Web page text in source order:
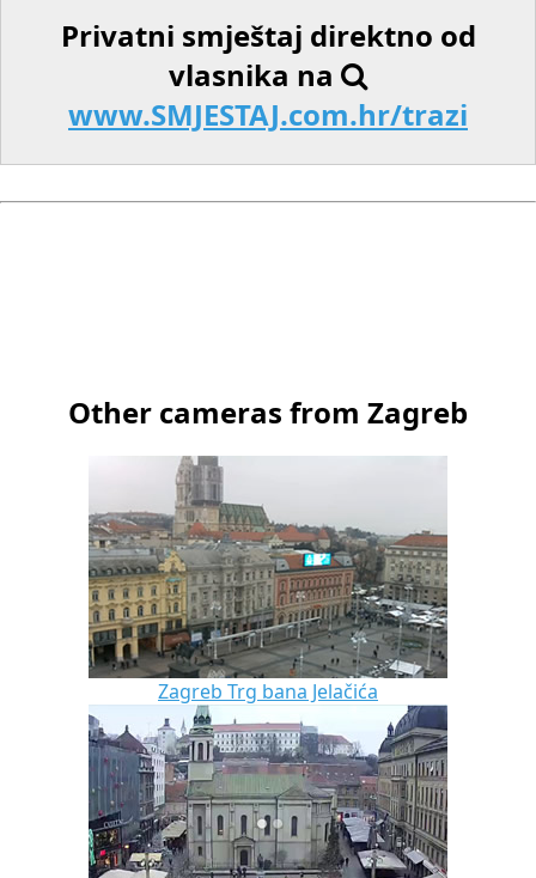
Privatni smještaj direktno od
vlasnika na
www.SMJESTAJ.com.hr/trazi
Other cameras from Zagreb
Zagreb Trg bana Jelačića